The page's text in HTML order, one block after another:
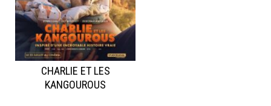
CHARLIE ET LES
KANGOUROUS